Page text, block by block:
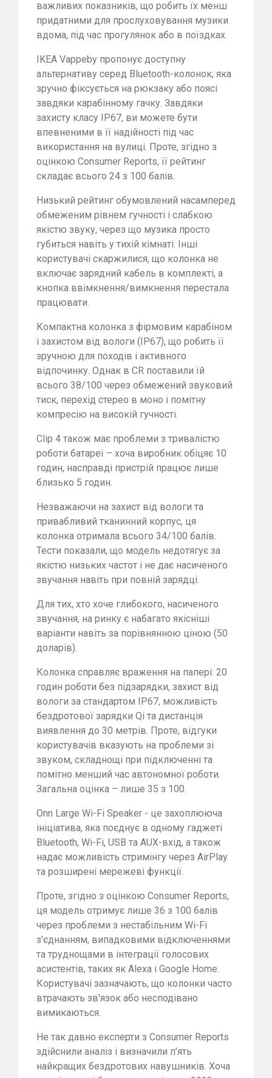
важливих показників, що робить їх менш
придатними для прослуховування музики
вдома, під час прогулянок або в поїздках.
IKEA Vappeby пропонує доступну
альтернативу серед Bluetooth-колонок, яка
зручно фіксується на рюкзаку або поясі
завдяки карабінному гачку. Завдяки
захисту класу IP67, ви можете бути
впевненими в її надійності під час
використання на вулиці. Проте, згідно з
оцінкою Consumer Reports, її рейтинг
складає всього 24 з 100 балів.
Низький рейтинг обумовлений насамперед
обмеженим рівнем гучності і слабкою
якістю звуку, через що музика просто
губиться навіть у тихій кімнаті. Інші
користувачі скаржилися, що колонка не
включає зарядний кабель в комплекті, а
кнопка ввімкнення/вимкнення перестала
працювати.
Компактна колонка з фірмовим карабіном
і захистом від вологи (IP67), що робить її
зручною для походів і активного
відпочинку. Однак в CR поставили їй
всього 38/100 через обмежений звуковий
тиск, перехід стерео в моно і помітну
компресію на високій гучності.
Clip 4 також має проблеми з тривалістю
роботи батареї – хоча виробник обіцяє 10
годин, насправді пристрій працює лише
близько 5 годин.
Незважаючи на захист від вологи та
привабливий тканинний корпус, ця
колонка отримала всього 34/100 балів.
Тести показали, що модель недотягує за
якістю низьких частот і не дає насиченого
звучання навіть при повній зарядці.
Для тих, хто хоче глибокого, насиченого
звучання, на ринку є набагато якісніші
варіанти навіть за порівнянною ціною (50
доларів).
Колонка справляє враження на папері: 20
годин роботи без підзарядки, захист від
вологи за стандартом IP67, можливість
бездротової зарядки Qi та дистанція
виявлення до 30 метрів. Проте, відгуки
користувачів вказують на проблеми зі
звуком, складнощі при підключенні та
помітно менший час автономної роботи.
Загальна оцінка – лише 35 з 100.
Onn Large Wi-Fi Speaker - це захоплююча
ініціатива, яка поєднує в одному гаджеті
Bluetooth, Wi-Fi, USB та AUX-вхід, а також
надає можливість стримінгу через AirPlay
та розширені мережеві функції.
Проте, згідно з оцінкою Consumer Reports,
ця модель отримує лише 36 з 100 балів
через проблеми з нестабільним Wi-Fi
з'єднанням, випадковими відключеннями
та труднощами в інтеграції голосових
асистентів, таких як Alexa і Google Home.
Користувачі зазначають, що колонки часто
втрачають зв'язок або несподівано
вимикаються.
Не так давно експерти з Consumer Reports
здійснили аналіз і визначили п’ять
найкращих бездротових навушників. Хоча